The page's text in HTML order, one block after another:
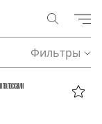
Фильтры